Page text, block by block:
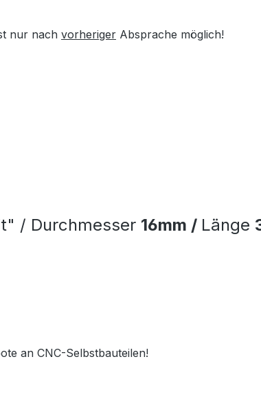
nur nach vorheriger Absprache möglich!
/ Durchmesser 16mm / Länge
an CNC-Selbstbauteilen!